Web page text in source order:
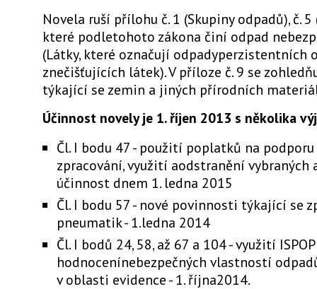
Novela ruší přílohu č. 1 (Skupiny odpadů), č. 5
které podletohoto zákona činí odpad
(Látky, které označují odpadyperzistentních
znečišťujících látek). V příloze č. 9 se
týkající se zemin a jiných přírodních
Účinnost novely je 1. říjen 2013 s několika
Čl. I bodu 47 - použití poplatků na podporu
zpracování, využití aodstranění vybraných
účinnost dnem 1. ledna 2015
Čl. I bodu 57 - nové povinnosti týkající se
pneumatik - 1.ledna 2014
Čl. I bodů 24, 58, až 67 a 104 - využití
hodnocenínebezpečných vlastností
v oblasti evidence - 1. října2014.